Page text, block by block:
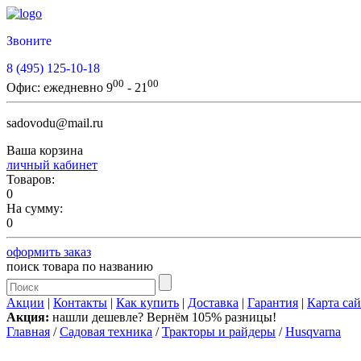
Звоните
8 (495) 125-10-18
Офис: ежедневно 900 - 21 00
sadovodu@mail.ru
Ваша корзина
личный кабинет
Товаров:
0
На сумму:
0
оформить заказ
поиск товара по названию
Акции | Контакты | Как купить | Доставка | Гарантия | Карта
Акция: нашли дешевле? Вернём 105% разницы!
Главная /Садовая техника /Тракторы и райдеры /Husqvarna